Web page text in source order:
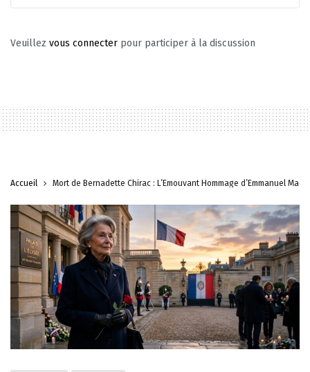
Veuillez vous connecter pour participer à la discussion
Accueil Mort de Bernadette Chirac : L’Émouvant Hommage d’Emmanuel